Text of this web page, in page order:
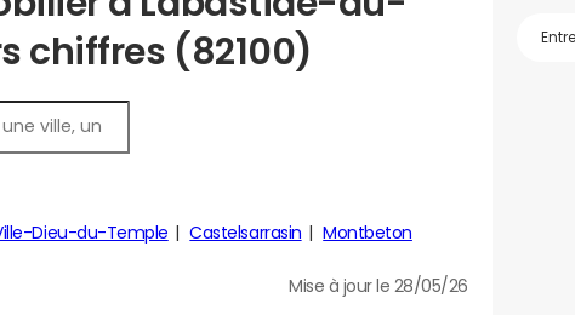
chiffres (82100)
Dieu-du-Temple Castelsarrasin Montbeton
Mise à jour le 28/05/26